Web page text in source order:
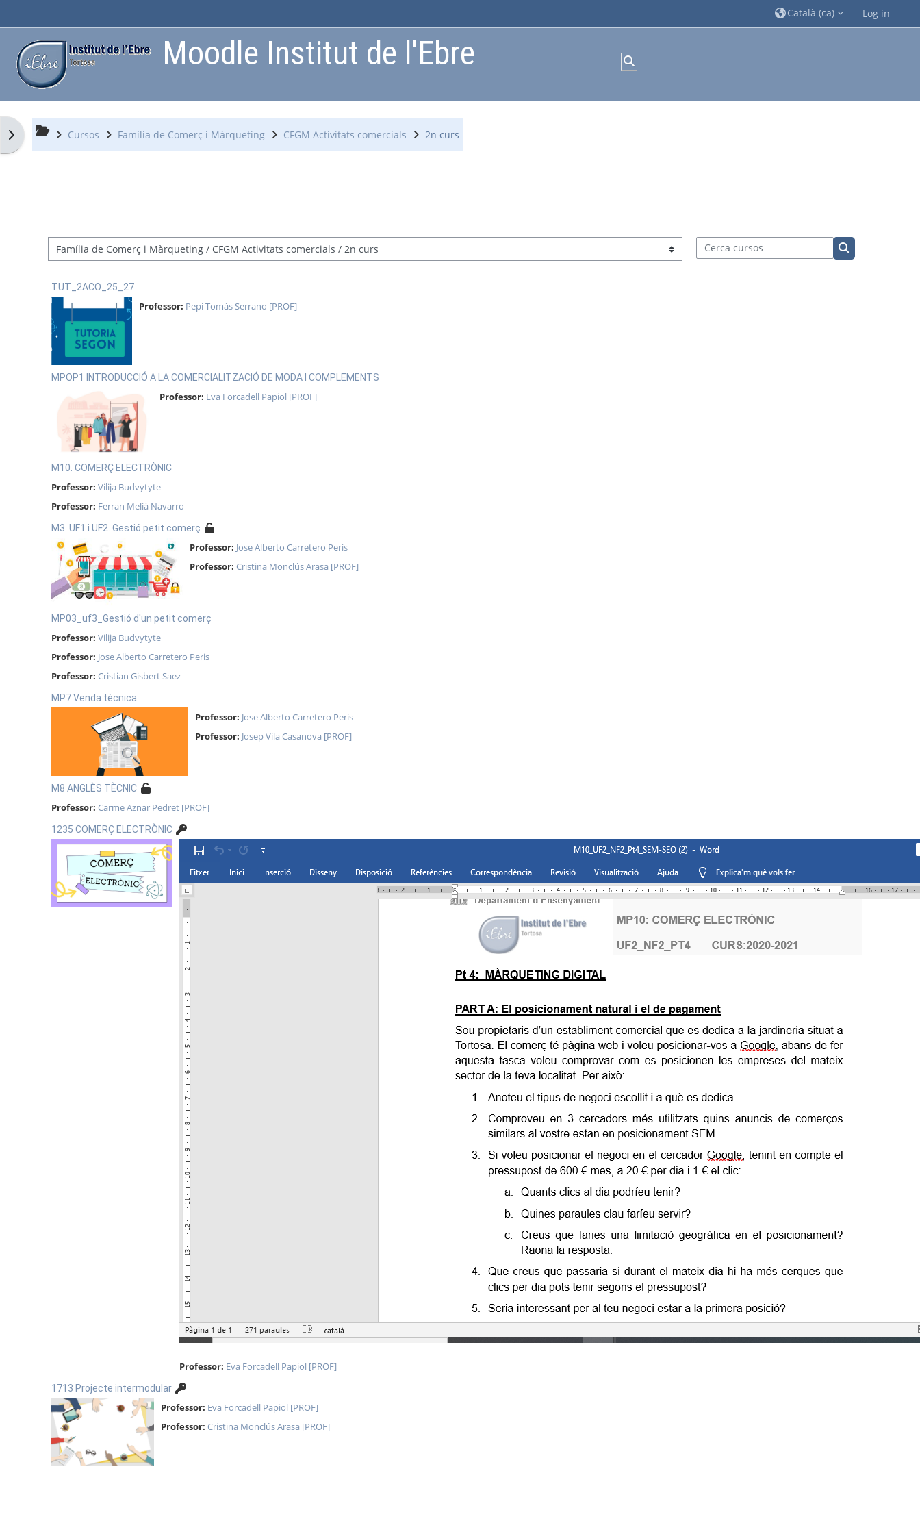
Català ‎(ca)‎ Log in
Moodle Institut de l'Ebre
Obre el calaix de blocs
Cursos Família de Comerç i Màrqueting CFGM Activitats comercials 2n curs
Categories de cursos Cerca cursos
Cerca cursos
TUT_2ACO_25_27
Professor: Pepi Tomás Serrano [PROF]
MPOP1 INTRODUCCIÓ A LA COMERCIALITZACIÓ DE MODA I COMPLEMENTS
Professor: Eva Forcadell Papiol [PROF]
M10. COMERÇ ELECTRÒNIC
Professor: Vilija Budvytyte
Professor: Ferran Melià Navarro
M3. UF1 i UF2. Gestió petit comerç
Professor: Jose Alberto Carretero Peris
Professor:Cristina Monclús Arasa [PROF]
MP03_uf3_Gestió d'un petit comerç
Professor: Vilija Budvytyte
Professor: Jose Alberto Carretero Peris
Professor: Cristian Gisbert Saez
MP7 Venda tècnica
Professor: Jose Alberto Carretero Peris
Professor: Josep Vila Casanova [PROF]
M8 ANGLÈS TÈCNIC
Professor: Carme Aznar Pedret [PROF]
1235 COMERÇ ELECTRÒNIC
Professor: Eva Forcadell Papiol [PROF]
1713 Projecte intermodular
Professor: Eva Forcadell Papiol [PROF]
Professor: Cristina Monclús Arasa [PROF]